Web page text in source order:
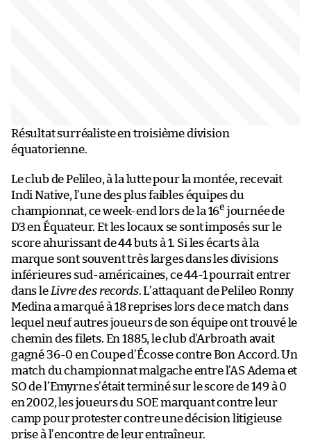
Résultat surréaliste en troisième division
équatorienne.
Le club de Pelileo, à la lutte pour la montée, recevait
Indi Native, l’une des plus faibles équipes du
championnat, ce week-end lors de la 16e journée de
D3 en Équateur. Et les locaux se sont imposés sur le
score ahurissant de 44 buts à 1. Si les écarts à la
marque sont souvent très larges dans les divisions
inférieures sud-américaines, ce 44-1 pourrait entrer
dans le Livre des records. L’attaquant de Pelileo Ronny
Medina a marqué à 18 reprises lors de ce match dans
lequel neuf autres joueurs de son équipe ont trouvé le
chemin des filets. En 1885, le club d’Arbroath avait
gagné 36-0 en Coupe d’Écosse contre Bon Accord. Un
match du championnat malgache entre l’AS Adema et
SO de l’Emyrne s’était terminé sur le score de 149 à 0
en 2002, les joueurs du SOE marquant contre leur
camp pour protester contre une décision litigieuse
prise à l’encontre de leur entraîneur.